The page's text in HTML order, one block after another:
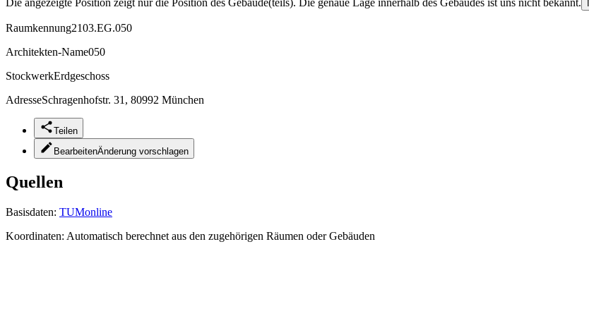
Raumkennung2103.EG.050
Architekten-Name050
StockwerkErdgeschoss
AdresseSchragenhofstr. 31, 80992 München
Teilen
BearbeitenÄnderung vorschlagen
Quellen
Basisdaten: TUMonline
Koordinaten: Automatisch berechnet aus den zugehörigen Räumen oder Gebäuden